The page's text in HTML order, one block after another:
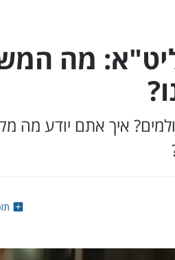
מה
איך אתם יודע מה